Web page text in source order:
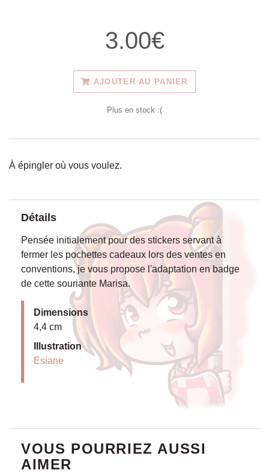
3.00€
AJOUTER AU PANIER
Plus en stock :(
À épingler où vous voulez.
Détails
Pensée initialement pour des stickers servant à
fermer les pochettes cadeaux lors des ventes en
conventions, je vous propose l'adaptation en badge
de cette souriante Marisa.
Dimensions
4,4 cm
Illustration
Esiane
VOUS POURRIEZ AUSSI
AIMER